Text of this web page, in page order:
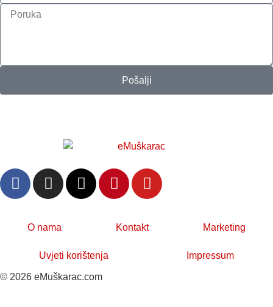
Pošalji
O nama Kontakt Marketing
Uvjeti korištenja Impressum
© 2026 eMuškarac.com